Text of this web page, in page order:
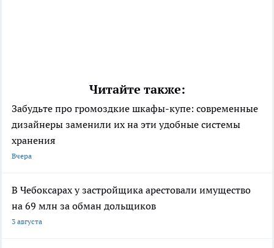
Читайте также:
Забудьте про громоздкие шкафы-купе: современные
дизайнеры заменили их на эти удобные системы
хранения
Вчера
В Чебоксарах у застройщика арестовали имущество
на 69 млн за обман дольщиков
3 августа